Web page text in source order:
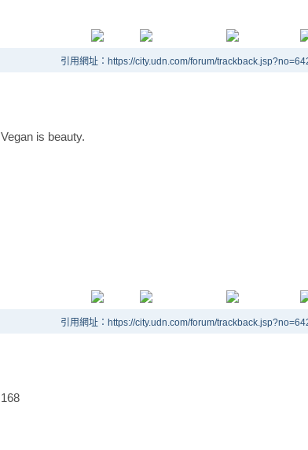
引用網址：https://city.udn.com/forum/
Vegan is beauty.
引用網址：https://city.udn.com/forum/
168